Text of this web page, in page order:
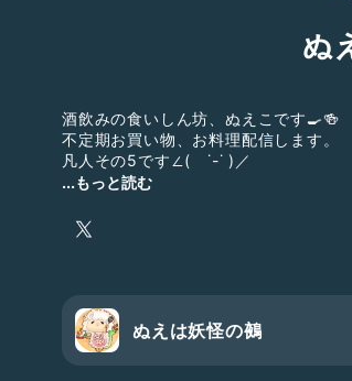
ぬ
酒飲みの食いしん坊、ぬえこです🍳🍻
不定期お買い物、お料理配信します。
凡人その5です∠( ˙-˙ )／
メインのアカウントはご飯ポスト特化
つぶやきはこちらへ→@nuecco_part2
...もっと読む
ぬえは妖怪の鵺